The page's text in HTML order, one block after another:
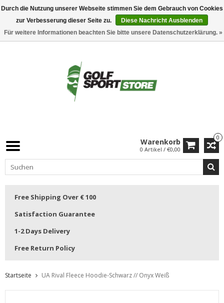
0
Warenkorb
0 Artikel / €0,00
Free Shipping Over € 100
Satisfaction Guarantee
1-2 Days Delivery
Free Return Policy
Startseite UA Rival Fleece Hoodie-Schwarz // Onyx Weiß
Durch die Nutzung unserer Webseite stimmen Sie dem Gebrauch von Cookies
zur Verbesserung dieser Seite zu.
Diese Nachricht Ausblenden
Für weitere Informationen beachten Sie bitte unsere Datenschutzerklärung. »